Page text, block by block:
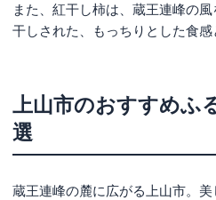
また、紅干し柿は、蔵王連峰の
干しされた、もっちりとした食感
上山市のおすすめふ
選
蔵王連峰の麓に広がる上山市。